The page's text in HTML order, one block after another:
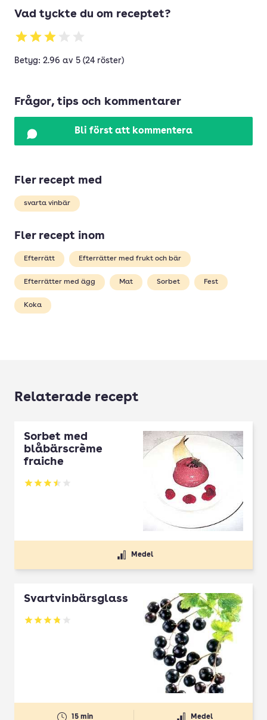
Vad tyckte du om receptet?
Betyg: 2.96 av 5 (24 röster)
Frågor, tips och kommentarer
Bli först att kommentera
Fler recept med
svarta vinbär
Fler recept inom
Efterrätt Efterrätter med frukt och bär
Efterrätter med ägg Mat Sorbet Fest
Koka
Relaterade recept
Sorbet med
blåbärscrème
fraiche
Betyg: 3.5 av 5
Medel
Svartvinbärsglass
Betyg: 3.77 av 5
15 min Medel